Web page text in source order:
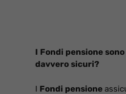
I Fondi pensione
davvero sicuri?
I Fondi pensione